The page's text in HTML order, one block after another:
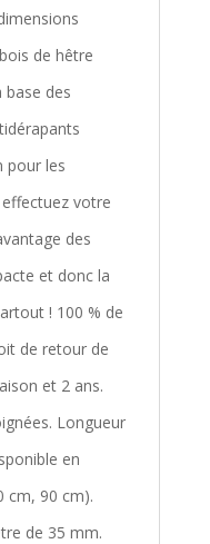
de hêtre
base des
pour les
votre
des
et donc la
! 100 % de
de retour de
et 2 ans.
Longueur
en
cm, 90 cm).
de 35 mm.